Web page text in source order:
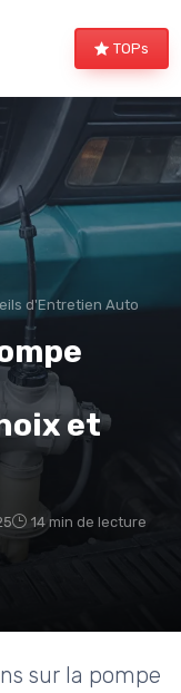
TOPs
d'Entretien Auto
et
14 min de lecture
sur la pompe